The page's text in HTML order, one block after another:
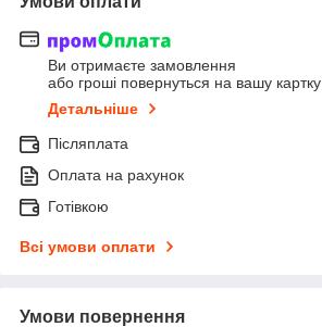
Ви отримаєте замовлення
або гроші повернуться на вашу картку
Детальніше
Післяплата
Оплата на рахунок
Готівкою
Всі умови оплати
Умови повернення